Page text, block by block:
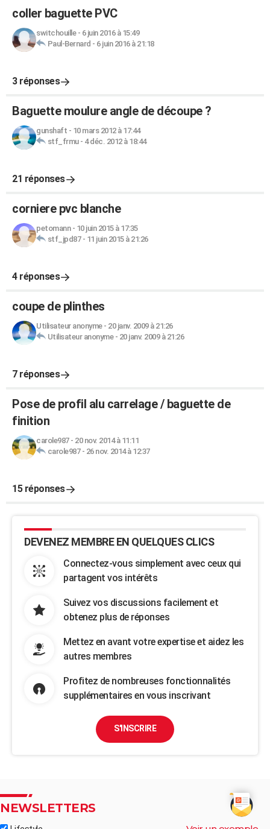
coller baguette PVC
switchouille- 6 juin 2016 à 15:49
Paul-Bernard - 6 juin 2016 à 21:18
3 réponses
Baguette moulure angle de découpe ?
gunshaft - 10 mars 2012 à 17:44
stf_frmu- 4 déc. 2012 à 18:44
21 réponses
corniere pvc blanche
petomann- 10 juin 2015 à 17:35
stf_jpd87- 11 juin 2015 à 21:26
4 réponses
coupe de plinthes
Utilisateur anonyme- 20 janv. 2009 à 21:26
Utilisateur anonyme- 20 janv. 2009 à 21:26
7 réponses
Pose de profil alu carrelage / baguette de
finition
carole987- 20 nov. 2014 à 11:11
carole987- 26 nov. 2014 à 12:37
15 réponses
DEVENEZ MEMBRE EN QUELQUES CLICS
Connectez-vous simplement avec ceux qui
partagent vos intérêts
Suivez vos discussions facilement et
obtenez plus de réponses
Mettez en avant votre expertise et aidez les
autres membres
Profitez de nombreuses fonctionnalités
supplémentaires en vous inscrivant
S'INSCRIRE
NEWSLETTERS